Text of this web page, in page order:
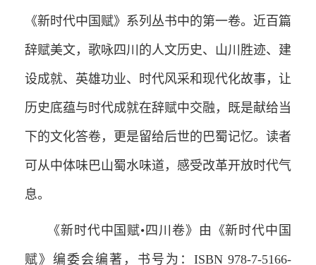
《新时代中国赋》系列丛书中的第一卷。近百篇
辞赋美文，歌咏四川的人文历史、山川胜迹、建
设成就、英雄功业、时代风采和现代化故事，让
历史底蕴与时代成就在辞赋中交融，既是献给当
下的文化答卷，更是留给后世的巴蜀记忆。读者
可从中体味巴山蜀水味道，感受改革开放时代气
息。
《新时代中国赋•四川卷》由《新时代中国
赋》编委会编著，书号为：ISBN 978-7-5166-